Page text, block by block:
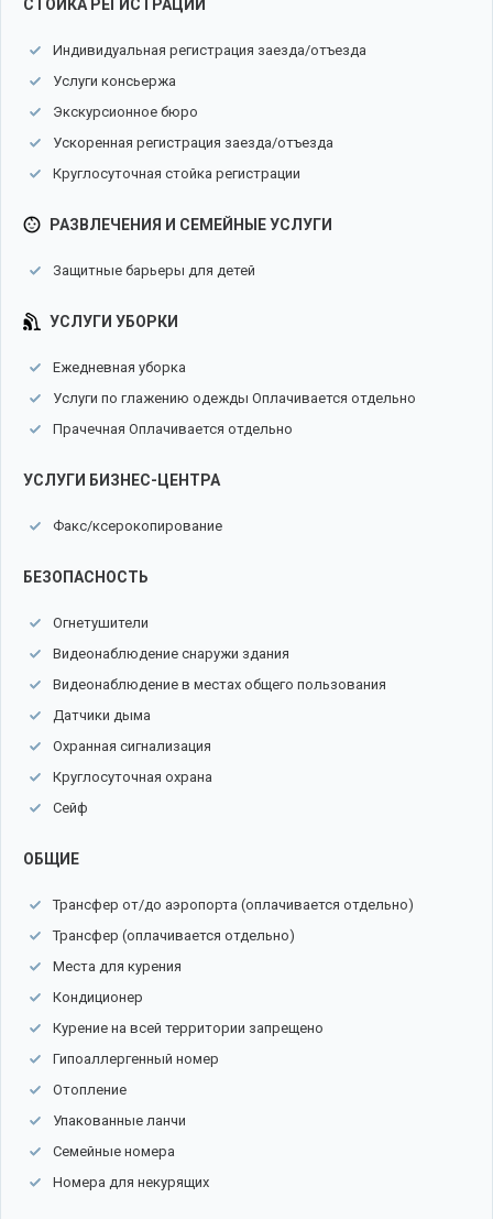
СТОЙКА РЕГИСТРАЦИИ
Индивидуальная регистрация заезда/отъезда
Услуги консьержа
Экскурсионное бюро
Ускоренная регистрация заезда/отъезда
Круглосуточная стойка регистрации
РАЗВЛЕЧЕНИЯ И СЕМЕЙНЫЕ УСЛУГИ
Защитные барьеры для детей
УСЛУГИ УБОРКИ
Ежедневная уборка
Услуги по глажению одежды Оплачивается отдельно
Прачечная Оплачивается отдельно
УСЛУГИ БИЗНЕС-ЦЕНТРА
Факс/ксерокопирование
БЕЗОПАСНОСТЬ
Огнетушители
Видеонаблюдение снаружи здания
Видеонаблюдение в местах общего пользования
Датчики дыма
Охранная сигнализация
Круглосуточная охрана
Сейф
ОБЩИЕ
Трансфер от/до аэропорта (оплачивается отдельно)
Трансфер (оплачивается отдельно)
Места для курения
Кондиционер
Курение на всей территории запрещено
Гипоаллергенный номер
Отопление
Упакованные ланчи
Семейные номера
Номера для некурящих